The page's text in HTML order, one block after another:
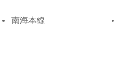
南海本線